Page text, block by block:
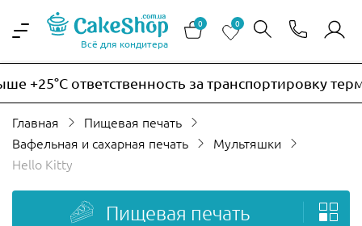
Всё для кондитера
0 0
ответственность за транспортировку
Главная
Пищевая печать
Вафельная и сахарная печать
Мультяшки
Hello Kitty
Пищевая печать